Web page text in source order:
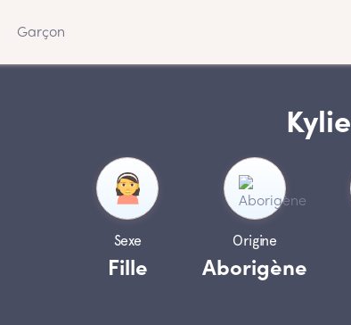
Garçon
Kylie
Sexe
Fille
Origine
Aborigène